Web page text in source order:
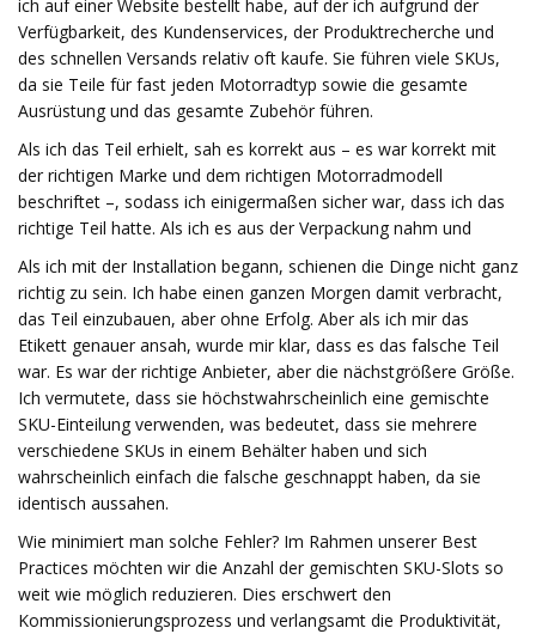
ich auf einer Website bestellt habe, auf der ich aufgrund der
Verfügbarkeit, des Kundenservices, der Produktrecherche und
des schnellen Versands relativ oft kaufe. Sie führen viele SKUs,
da sie Teile für fast jeden Motorradtyp sowie die gesamte
Ausrüstung und das gesamte Zubehör führen.
Als ich das Teil erhielt, sah es korrekt aus – es war korrekt mit
der richtigen Marke und dem richtigen Motorradmodell
beschriftet –, sodass ich einigermaßen sicher war, dass ich das
richtige Teil hatte. Als ich es aus der Verpackung nahm und
Als ich mit der Installation begann, schienen die Dinge nicht ganz
richtig zu sein. Ich habe einen ganzen Morgen damit verbracht,
das Teil einzubauen, aber ohne Erfolg. Aber als ich mir das
Etikett genauer ansah, wurde mir klar, dass es das falsche Teil
war. Es war der richtige Anbieter, aber die nächstgrößere Größe.
Ich vermutete, dass sie höchstwahrscheinlich eine gemischte
SKU-Einteilung verwenden, was bedeutet, dass sie mehrere
verschiedene SKUs in einem Behälter haben und sich
wahrscheinlich einfach die falsche geschnappt haben, da sie
identisch aussahen.
Wie minimiert man solche Fehler? Im Rahmen unserer Best
Practices möchten wir die Anzahl der gemischten SKU-Slots so
weit wie möglich reduzieren. Dies erschwert den
Kommissionierungsprozess und verlangsamt die Produktivität,